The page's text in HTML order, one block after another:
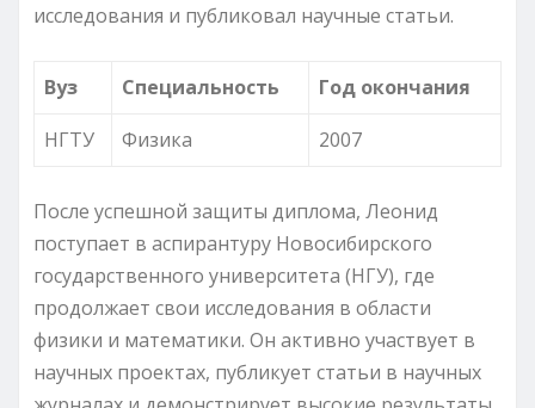
исследования и публиковал научные статьи.
Вуз Специальность
Год окончания
НГТУ
Физика 2007
После успешной защиты диплома, Леонид
поступает в аспирантуру Новосибирского
государственного университета (НГУ), где
продолжает свои исследования в области
физики и математики. Он активно участвует в
научных проектах, публикует статьи в научных